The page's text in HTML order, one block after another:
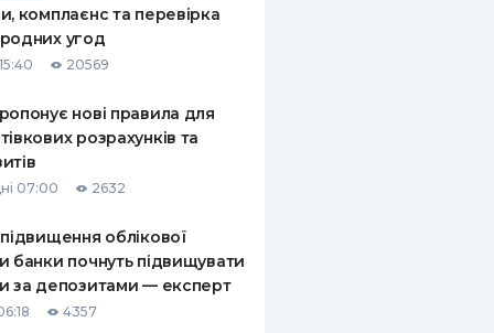
ПО
КОМПАНІЇ
ПРО СТРАХОВІ
І ОПЛАТА
комплаєнс та перевірка
угод
20569
нові правила для
розрахунків та
07:00 2632
облікової
банки почнуть підвищувати
за депозитами — експерт
4357